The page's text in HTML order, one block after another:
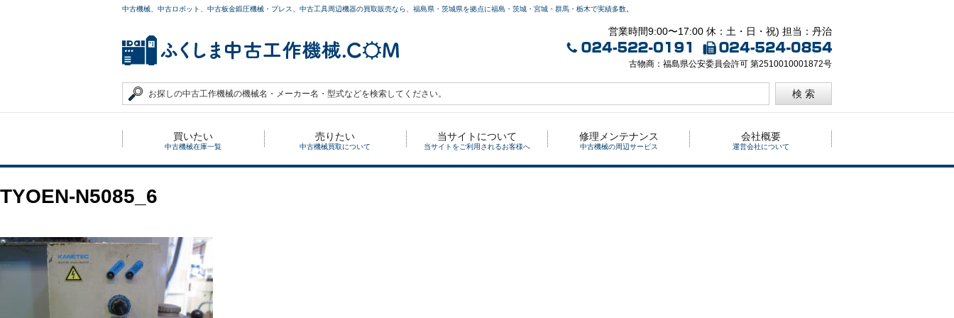
中古機械、中古ロボット、中古板金鍛圧機械・プレス、中古工具周辺機器の買取販売なら、福島県・茨城県を拠点に福島・茨城・宮城・群馬・栃木で実績多数。
営業時間9:00〜17:00 休：土・日・祝) 担当：丹治
古物商：福島県公安委員会許可 第2510010001872号
検 索
買いたい
中古機械在庫一覧
売りたい
中古機械買取について
当サイトについて
当サイトをご利用されるお客様へ
修理メンテナンス
中古機械の周辺サービス
会社概要
運営会社について
TYOEN-N5085_6